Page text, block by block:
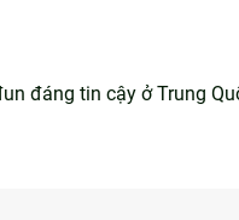
đáng tin cậy ở Trung